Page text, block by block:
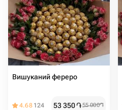
Вишуканий фереро
4.68 124 53 350֏55 000֏